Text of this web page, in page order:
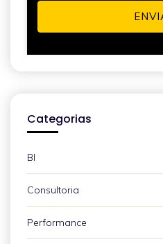
Categorias
BI
Consultoria
Performance